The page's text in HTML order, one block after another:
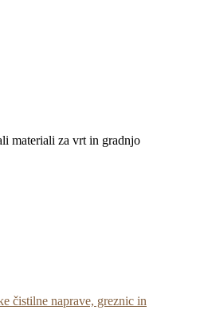
materiali za vrt in gradnjo
čistilne naprave, greznic in